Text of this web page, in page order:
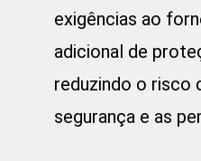
exigências ao
adicional de
reduzindo o risco
segurança e as